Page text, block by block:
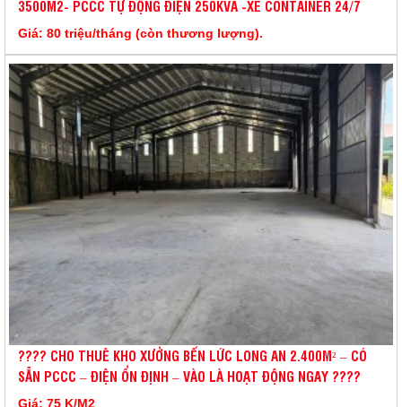
3500M2- PCCC TỰ ĐỘNG ĐIỆN 250KVA -XE CONTAINER 24/7
Giá: 80 triệu/tháng (còn thương lượng).
???? CHO THUÊ KHO XƯỞNG BẾN LỨC LONG AN 2.400M² – CÓ
SẴN PCCC – ĐIỆN ỔN ĐỊNH – VÀO LÀ HOẠT ĐỘNG NGAY ????
Giá: 75 K/M2